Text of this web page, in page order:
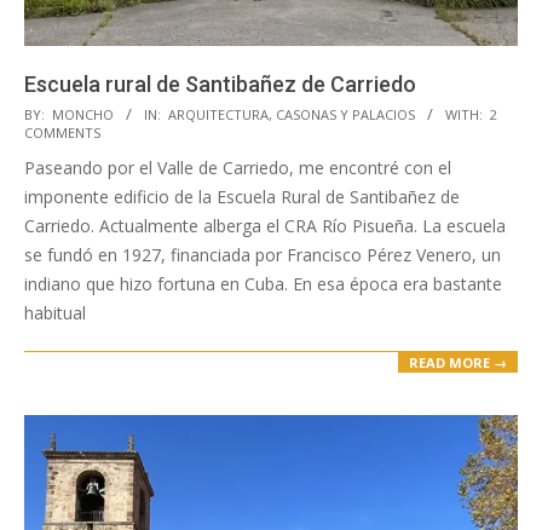
Escuela rural de Santibañez de Carriedo
2026-
02-
09
BY: MONCHO IN: ARQUITECTURA, CASONAS Y PALACIOS WITH: 2
COMMENTS
Paseando por el Valle de Carriedo, me encontré con el
imponente edificio de la Escuela Rural de Santibañez de
Carriedo. Actualmente alberga el CRA Río Pisueña. La escuela
se fundó en 1927, financiada por Francisco Pérez Venero, un
indiano que hizo fortuna en Cuba. En esa época era bastante
habitual
READ MORE →